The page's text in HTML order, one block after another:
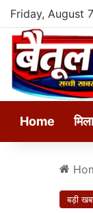
Friday, August
Home
बड़ी